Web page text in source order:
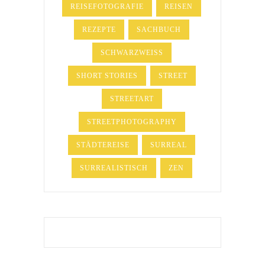
REISEFOTOGRAFIE REISEN
REZEPTE SACHBUCH
SCHWARZWEISS
SHORT STORIES STREET
STREETART
STREETPHOTOGRAPHY
STÄDTEREISE SURREAL
SURREALISTISCH ZEN